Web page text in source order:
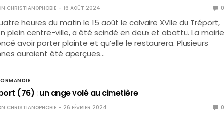
CHRISTIANOPHOBIE 16 AOÛT 2024 0
heures du matin le 15 août le calvaire XVIIe du Tréport,
plein centre-ville, a été scindé en deux et abattu. La mairie
avoir porter plainte et qu’elle le restaurera. Plusieurs
auraient été aperçues…
(76) : un ange volé au cimetière
CHRISTIANOPHOBIE 26 FÉVRIER 2024 0